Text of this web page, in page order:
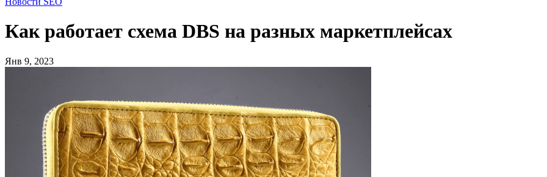
Как работает схема DBS на разных маркетплейсах
Янв 9, 2023